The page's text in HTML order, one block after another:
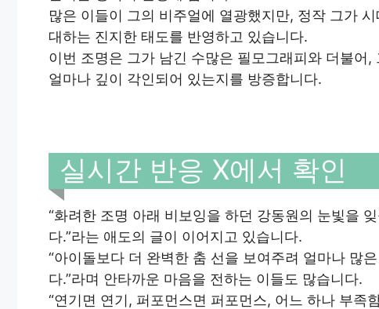
많은 이들이 그의 비주얼에 열광했지만, 정작 그가
대하는 진지한 태도를 반영하고 있습니다.
이번 조명은 그가 남긴 수많은 필모그래피와 더불어
얼마나 깊이 각인되어 있는지를 방증합니다.
실시간 반응 X에서 확인
“화려한 조명 아래 비보잉을 하던 강동원의 눈빛을
다.”라는 애도의 글이 이어지고 있습니다.
“아이돌보다 더 완벽한 춤 선을 보여주려 얼마나 많
다.”라며 안타까운 마음을 전하는 이들도 많습니다.
“연기면 연기, 퍼포먼스면 퍼포먼스, 어느 하나 부족